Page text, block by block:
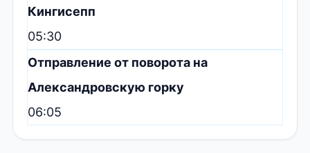
Кингисепп
05:30
Отправление от поворота на
Александровскую горку
06:05